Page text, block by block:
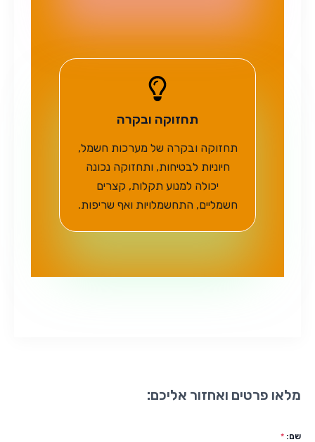
תחזוקה ובקרה
תחזוקה ובקרה של מערכות חשמל,
חיוניות לבטיחות, ותחזוקה נכונה
יכולה למנוע תקלות, קצרים
חשמליים, התחשמלויות ואף שריפות.
מלאו פרטים ואחזור אליכם:
שם: *